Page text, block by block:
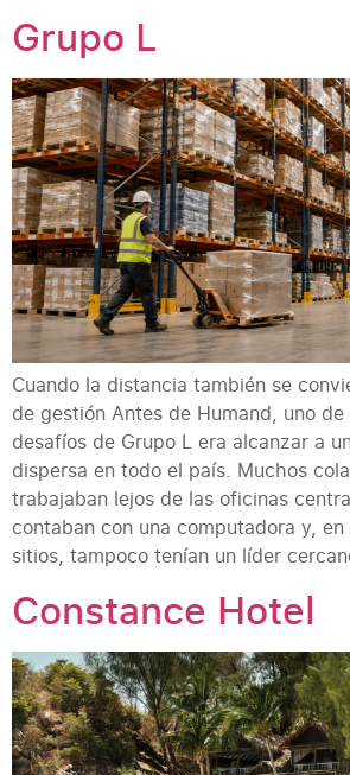
Grupo L
Cuando la distancia también se
de gestión Antes de Humand, uno
desafíos de Grupo L era alcanzar a
dispersa en todo el país. Muchos
trabajaban lejos de las oficinas
contaban con una computadora y,
sitios, tampoco tenían un líder
Constance Hotel